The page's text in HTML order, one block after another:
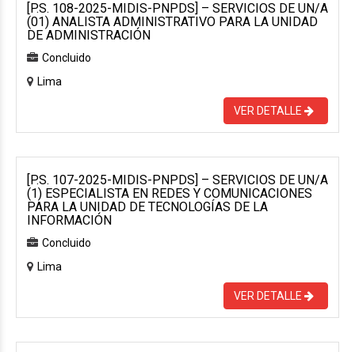
[P.S. 108-2025-MIDIS-PNPDS] – SERVICIOS DE UN/A
(01) ANALISTA ADMINISTRATIVO PARA LA UNIDAD
DE ADMINISTRACIÓN
Concluido
Lima
VER DETALLE
[P.S. 107-2025-MIDIS-PNPDS] – SERVICIOS DE UN/A
(1) ESPECIALISTA EN REDES Y COMUNICACIONES
PARA LA UNIDAD DE TECNOLOGÍAS DE LA
INFORMACIÓN
Concluido
Lima
VER DETALLE